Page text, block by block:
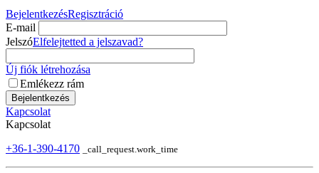
BejelentkezésRegisztráció
E-mail
JelszóElfelejtetted a jelszavad?
Új fiók létrehozása
Emlékezz rám
Bejelentkezés
Kapcsolat
Kapcsolat
+36-1-390-4170
_call_request.work_time